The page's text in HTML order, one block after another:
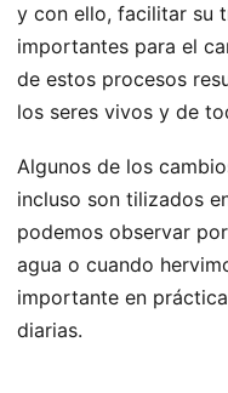
y con ello, facilitar su
importantes para el
de estos procesos
los seres vivos y de
Algunos de los
incluso son tilizados
podemos observar
agua o cuando
importante en
diarias.